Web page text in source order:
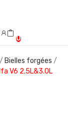
0
Bielles forgées
V6 2.5L&3.0L